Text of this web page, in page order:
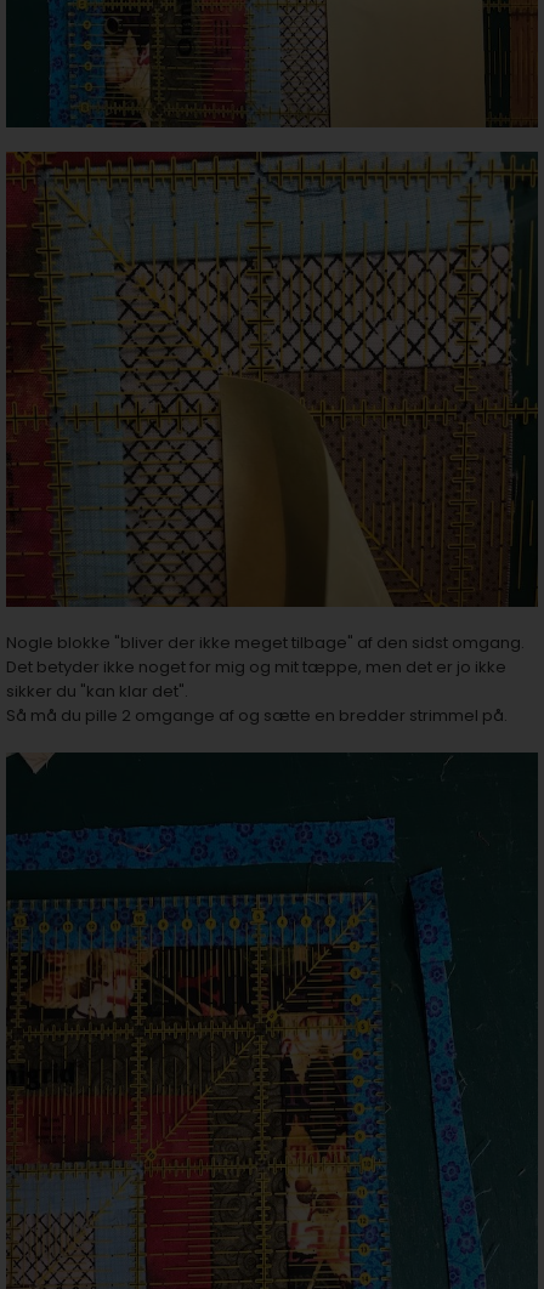
Nogle blokke "bliver der ikke meget tilbage" af den sidst omgang.
Det betyder ikke noget for mig og mit tæppe, men det er jo ikke
sikker du "kan klar det".
Så må du pille 2 omgange af og sætte en bredder strimmel på.